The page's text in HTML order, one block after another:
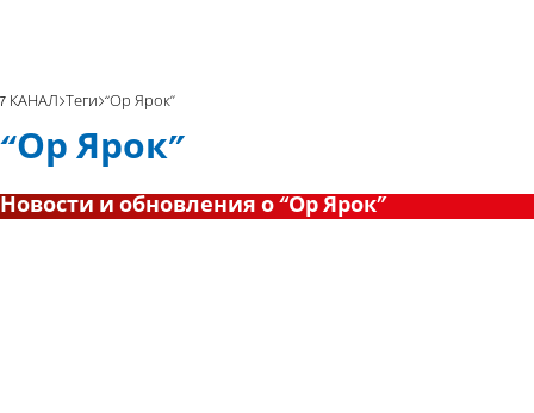
7 КАНАЛ Теги “Ор Ярок”
“Ор Ярок”
Новости и обновления о “Ор Ярок”